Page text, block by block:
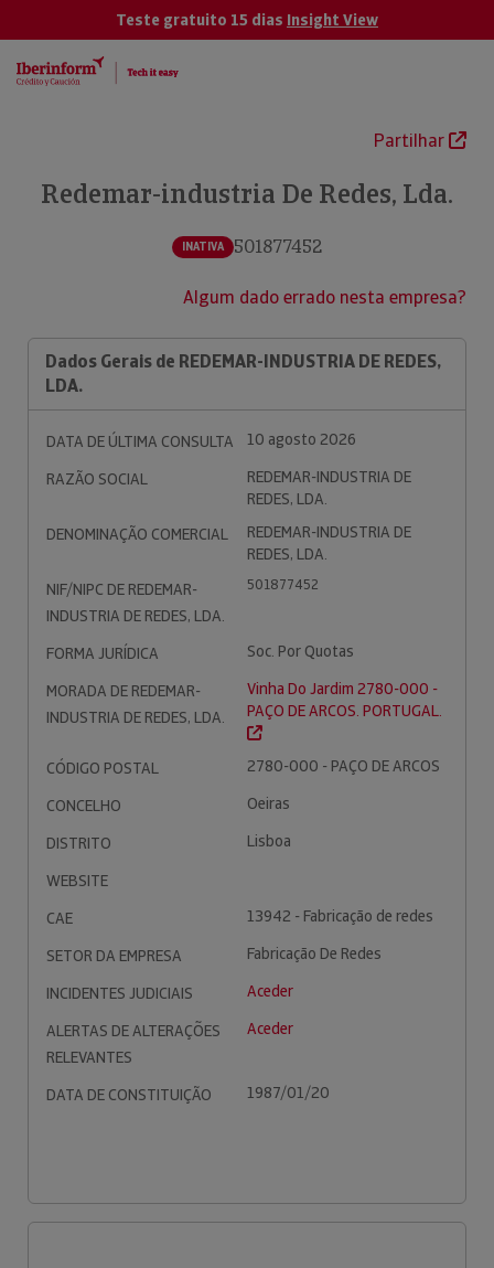
Teste gratuito 15 dias Insight View
Partilhar
Redemar-industria De Redes, Lda.
INATIVA 501877452
Algum dado errado nesta empresa?
Dados Gerais de REDEMAR-INDUSTRIA DE REDES,
LDA.
DATA DE ÚLTIMA CONSULTA
10 agosto 2026
RAZÃO SOCIAL
REDEMAR-INDUSTRIA DE
REDES, LDA.
DENOMINAÇÃO COMERCIAL
REDEMAR-INDUSTRIA DE
REDES, LDA.
NIF/NIPC DE REDEMAR-
INDUSTRIA DE REDES, LDA.
501877452
FORMA JURÍDICA
Soc. Por Quotas
MORADA DE REDEMAR-
INDUSTRIA DE REDES, LDA.
Vinha Do Jardim 2780-000 -
PAÇO DE ARCOS. PORTUGAL.
CÓDIGO POSTAL
2780-000 - PAÇO DE ARCOS
CONCELHO
Oeiras
DISTRITO
Lisboa
WEBSITE
CAE
13942 - Fabricação de redes
SETOR DA EMPRESA
Fabricação De Redes
INCIDENTES JUDICIAIS
Aceder
ALERTAS DE ALTERAÇÕES
RELEVANTES
Aceder
DATA DE CONSTITUIÇÃO 1987/01/20